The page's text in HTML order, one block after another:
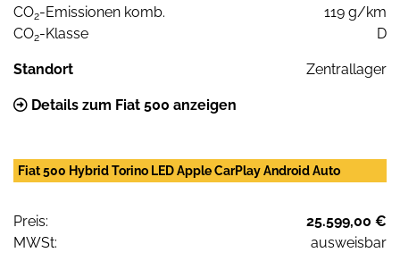
CO2-Emissionen komb.
119 g/km
CO2-Klasse D
Standort Zentrallager
Details zum Fiat 500 anzeigen
Fiat 500 Hybrid Torino LED Apple CarPlay Android Auto
Preis:
25.599,00 €
MWSt:
ausweisbar